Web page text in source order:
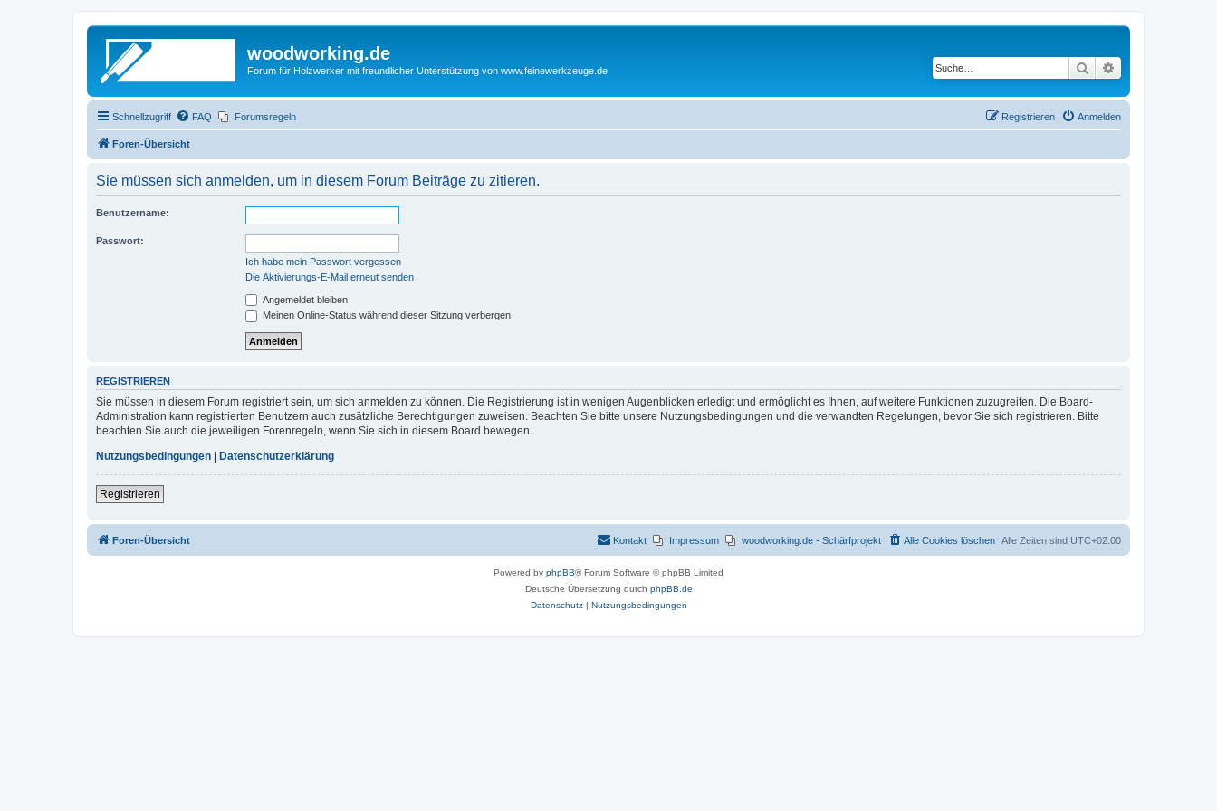
woodworking.de
Forum für Holzwerker mit freundlicher Unterstützung von www.feinewerkzeuge.de Suche
Schnellzugriff FAQ Forumsregeln Anmelden
Registrieren
Foren-Übersicht
Sie müssen sich anmelden, um in diesem Forum Beiträge zu zitieren.
Benutzername:
Passwort:
Ich habe mein Passwort vergessen
Die Aktivierungs-E-Mail erneut senden
Angemeldet bleiben
Meinen Online-Status während dieser Sitzung verbergen
REGISTRIEREN
Sie müssen in diesem Forum registriert sein, um sich anmelden zu können. Die Registrierung ist in wenigen Augenblicken erledigt und ermöglicht es Ihnen, auf weitere Funktionen zuzugreifen. Die Board-
Administration kann registrierten Benutzern auch zusätzliche Berechtigungen zuweisen. Beachten Sie bitte unsere Nutzungsbedingungen und die verwandten Regelungen, bevor Sie sich registrieren. Bitte
beachten Sie auch die jeweiligen Forenregeln, wenn Sie sich in diesem Board bewegen.
Nutzungsbedingungen
Datenschutzerklärung
Registrieren
Foren-Übersicht Alle Zeiten sind UTC+02:00
Alle Cookies löschen
woodworking.de - Schärfprojekt
Impressum
Kontakt
Powered by phpBB® Forum Software © phpBB Limited
Deutsche Übersetzung durch phpBB.de
Datenschutz| Nutzungsbedingungen